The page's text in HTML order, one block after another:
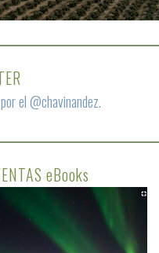
el @chavinandez.
eBooks